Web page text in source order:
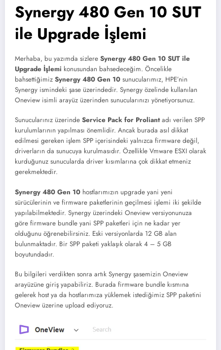
Synergy 480 Gen 10 SUT
ile Upgrade İşlemi
Merhaba, bu yazımda sizlere Synergy 480 Gen 10 SUT ile
Upgrade İşlemi konusundan bahsedeceğim. Öncelikle
bahsettiğimiz Synergy 480 Gen 10 sunucularımız, HPE’nin
Synergy ismindeki şase üzerindedir. Synergy özelinde kullanılan
Oneview isimli arayüz üzerinden sunucularınızı yönetiyorsunuz.
Sunucularınız üzerinde Service Pack for Proliantadı verilen SPP
kurulumlarının yapılması önemlidir. Ancak burada asıl dikkat
edilmesi gereken işlem SPP içerisindeki yalnızca firmware değil,
driverların da sunucuya kurulmasıdır. Özellikle Vmware ESXI olarak
kurduğunuz sunucularda driver kısımlarına çok dikkat etmeniz
gerekmektedir.
Synergy 480 Gen 10 hostlarımızın upgrade yani yeni
sürücülerinin ve firmware paketlerinin geçilmesi işlemi iki şekilde
yapılabilmektedir. Synergy üzerindeki Oneview versiyonunuza
göre firmware bundle yani SPP paketleri için ne kadar yer
olduğunu öğrenebilirsiniz. Eski versiyonlarda 12 GB alan
bulunmaktadır. Bir SPP paketi yaklaşık olarak 4 – 5 GB
boyutundadır.
Bu bilgileri verdikten sonra artık Synergy şasemizin Oneview
arayüzüne giriş yapabiliriz. Burada firmware bundle kısmına
gelerek host ya da hostlarımıza yüklemek istediğimiz SPP paketini
Oneview üzerine upload ediyoruz.